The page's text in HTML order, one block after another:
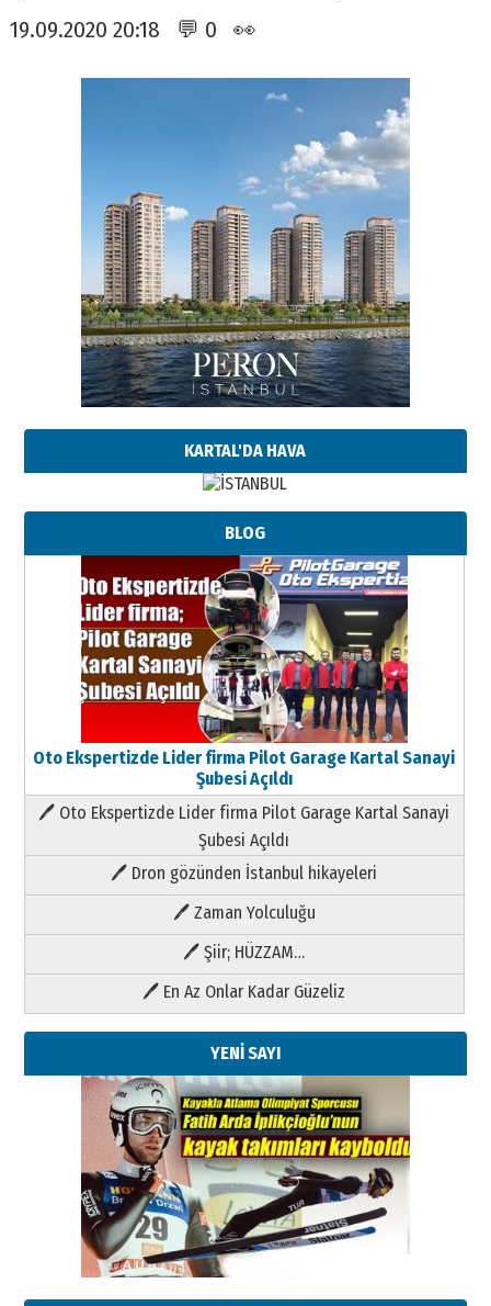
19.09.2020 20:18 💬 0 👀
KARTAL'DA HAVA
BLOG
Oto Ekspertizde Lider firma Pilot Garage Kartal Sanayi
Şubesi Açıldı
🖊 Oto Ekspertizde Lider firma Pilot Garage Kartal Sanayi
Şubesi Açıldı
🖊 Dron gözünden İstanbul hikayeleri
🖊 Zaman Yolculuğu
🖊 Şiir; HÜZZAM…
🖊 En Az Onlar Kadar Güzeliz
YENİ SAYI
Kenan GÜLERCİ
Metin Külünk: Aileyi Korumak